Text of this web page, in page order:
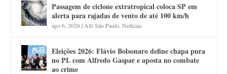
Passagem de ciclone extratropical coloca SP em
alerta para rajadas de vento de até 100 km/h
ago 6, 2026| Alô São Paulo ,Notícias
Eleições 2026: Flávio Bolsonaro define chapa pura
no PL com Alfredo Gaspar e aposta no combate
ao crime